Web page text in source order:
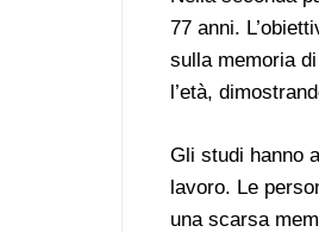
77 anni.
sulla memoria
l’età,
Gli studi hanno
lavoro. Le
una scarsa